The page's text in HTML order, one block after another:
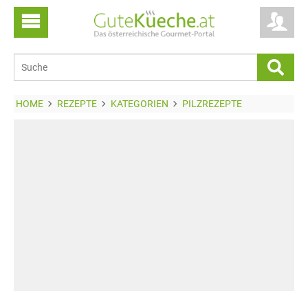
HOME REZEPTE KATEGORIEN PILZREZEPTE